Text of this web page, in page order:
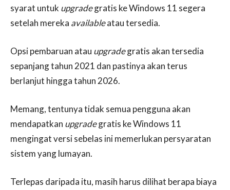
syarat untuk upgradegratis ke Windows 11 segera
setelah mereka availableatau tersedia.
Opsi pembaruan atau upgradegratis akan tersedia
sepanjang tahun 2021 dan pastinya akan terus
berlanjut hingga tahun 2026.
Memang, tentunya tidak semua pengguna akan
mendapatkan upgradegratis ke Windows 11
mengingat versi sebelas ini memerlukan persyaratan
sistem yang lumayan.
Terlepas daripada itu, masih harus dilihat berapa biaya